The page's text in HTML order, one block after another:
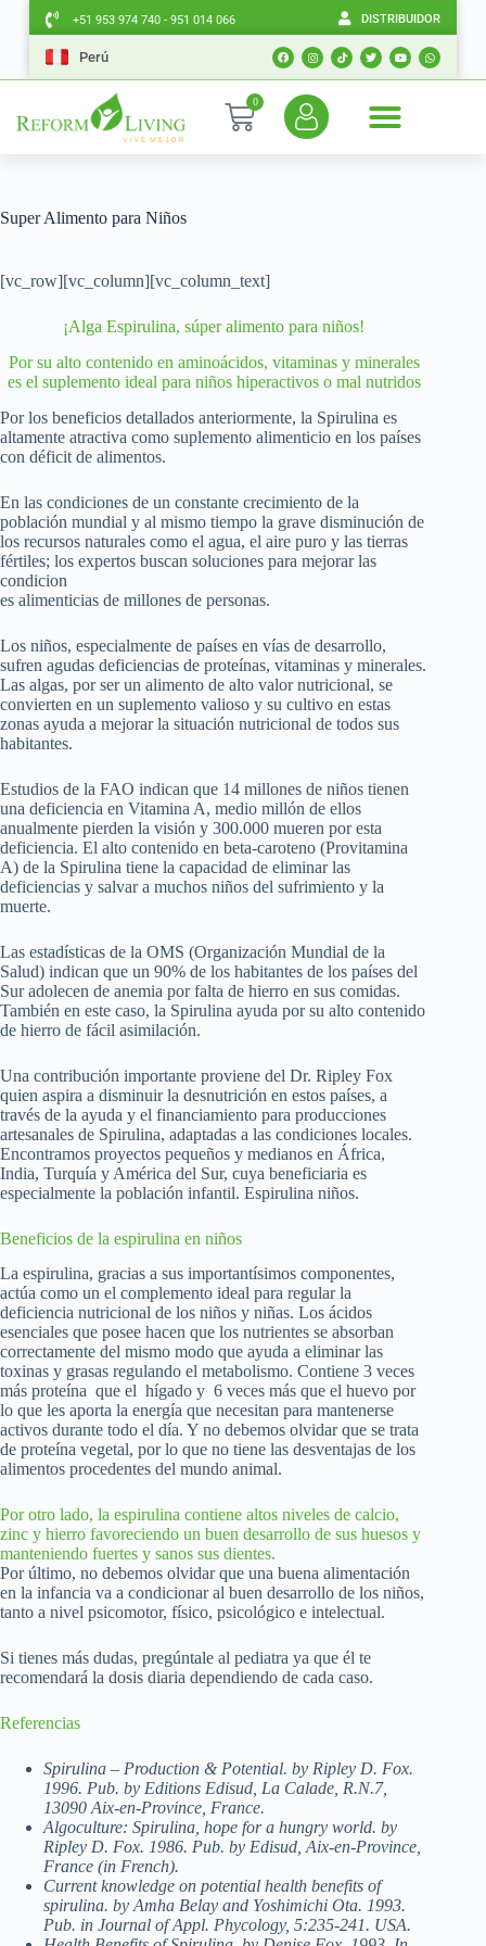
+51 953 974 740 - 951 014 066 DISTRIBUIDOR
Perú
0
Super Alimento para Niños
[vc_row][vc_column][vc_column_text]
¡Alga Espirulina, súper alimento para niños!
Por su alto contenido en aminoácidos, vitaminas y minerales
es el suplemento ideal para niños hiperactivos o mal nutridos
Por los beneficios detallados anteriormente, la Spirulina es
altamente atractiva como suplemento alimenticio en los países
con déficit de alimentos.
En las condiciones de un constante crecimiento de la
población mundial y al mismo tiempo la grave disminución de
los recursos naturales como el agua, el aire puro y las tierras
fértiles; los expertos buscan soluciones para mejorar las
condicion
es alimenticias de millones de personas.
Los niños, especialmente de países en vías de desarrollo,
sufren agudas deficiencias de proteínas, vitaminas y minerales.
Las algas, por ser un alimento de alto valor nutricional, se
convierten en un suplemento valioso y su cultivo en estas
zonas ayuda a mejorar la situación nutricional de todos sus
habitantes.
Estudios de la FAO indican que 14 millones de niños tienen
una deficiencia en Vitamina A, medio millón de ellos
anualmente pierden la visión y 300.000 mueren por esta
deficiencia. El alto contenido en beta-caroteno (Provitamina
A) de la Spirulina tiene la capacidad de eliminar las
deficiencias y salvar a muchos niños del sufrimiento y la
muerte.
Las estadísticas de la OMS (Organización Mundial de la
Salud) indican que un 90% de los habitantes de los países del
Sur adolecen de anemia por falta de hierro en sus comidas.
También en este caso, la Spirulina ayuda por su alto contenido
de hierro de fácil asimilación.
Una contribución importante proviene del Dr. Ripley Fox
quien aspira a disminuir la desnutrición en estos países, a
través de la ayuda y el financiamiento para producciones
artesanales de Spirulina, adaptadas a las condiciones locales.
Encontramos proyectos pequeños y medianos en África,
India, Turquía y América del Sur, cuya beneficiaria es
especialmente la población infantil. Espirulina niños.
Beneficios de la espirulina en niños
La espirulina, gracias a sus importantísimos componentes,
actúa como un el complemento ideal para regular la
deficiencia nutricional de los niños y niñas. Los ácidos
esenciales que posee hacen que los nutrientes se absorban
correctamente del mismo modo que ayuda a eliminar las
toxinas y grasas regulando el metabolismo. Contiene 3 veces
más proteína que el hígado y 6 veces más que el huevo por
lo que les aporta la energía que necesitan para mantenerse
activos durante todo el día. Y no debemos olvidar que se trata
de proteína vegetal, por lo que no tiene las desventajas de los
alimentos procedentes del mundo animal.
Por otro lado, la espirulina contiene altos niveles de calcio,
zinc y hierro favoreciendo un buen desarrollo de sus huesos y
manteniendo fuertes y sanos sus dientes.
Por último, no debemos olvidar que una buena alimentación
en la infancia va a condicionar al buen desarrollo de los niños,
tanto a nivel psicomotor, físico, psicológico e intelectual.
Si tienes más dudas, pregúntale al pediatra ya que él te
recomendará la dosis diaria dependiendo de cada caso.
Referencias
Spirulina – Production & Potential. by Ripley D. Fox.
1996. Pub. by Editions Edisud, La Calade, R.N.7,
13090 Aix-en-Province, France.
Algoculture: Spirulina, hope for a hungry world. by
Ripley D. Fox. 1986. Pub. by Edisud, Aix-en-Province,
France (in French).
Current knowledge on potential health benefits of
spirulina. by Amha Belay and Yoshimichi Ota. 1993.
Pub. in Journal of Appl. Phycology, 5:235-241. USA.